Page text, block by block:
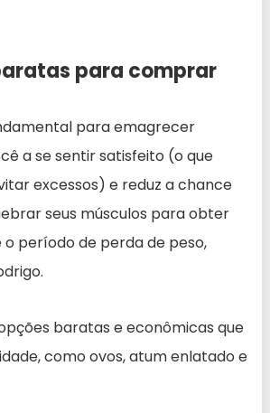
para comprar
para emagrecer
a se sentir satisfeito (o que
excessos) e reduz a chance
seus músculos para obter
período de perda de peso,
baratas e econômicas que
como ovos, atum enlatado e